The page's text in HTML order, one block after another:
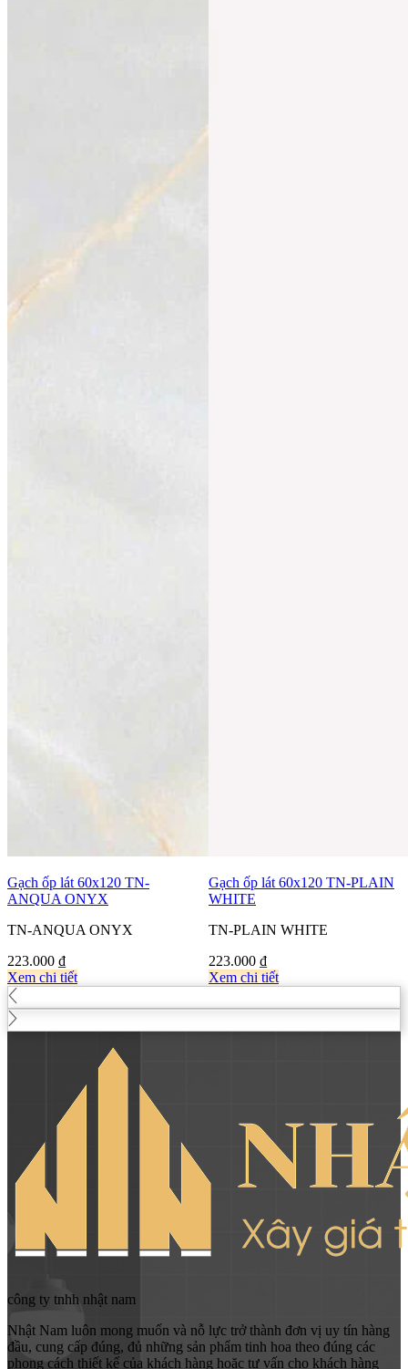
Gạch ốp lát 60x120 TN-
ANQUA ONYX
TN-ANQUA ONYX
223.000 ₫
Xem chi tiết
Gạch ốp lát 60x120 TN-PLAIN
WHITE
TN-PLAIN WHITE
223.000 ₫
Xem chi tiết
công ty tnhh nhật nam
Nhật Nam luôn mong muốn và nỗ lực trở thành đơn vị uy tín hàng
đầu, cung cấp đúng, đủ những sản phẩm tinh hoa theo đúng các
phong cách thiết kế của khách hàng hoặc tư vấn cho khách hàng